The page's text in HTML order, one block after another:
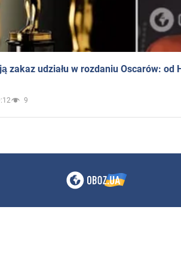
zakaz udziału w rozdaniu Oscarów: od
9